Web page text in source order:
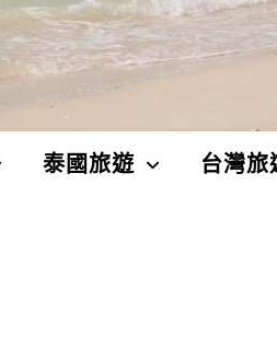
泰國旅遊 台灣旅